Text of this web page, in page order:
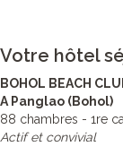
Votre hôtel
BOHOL BEACH
A Panglao (Bohol)
88 chambres - 1re
Actif et convivial